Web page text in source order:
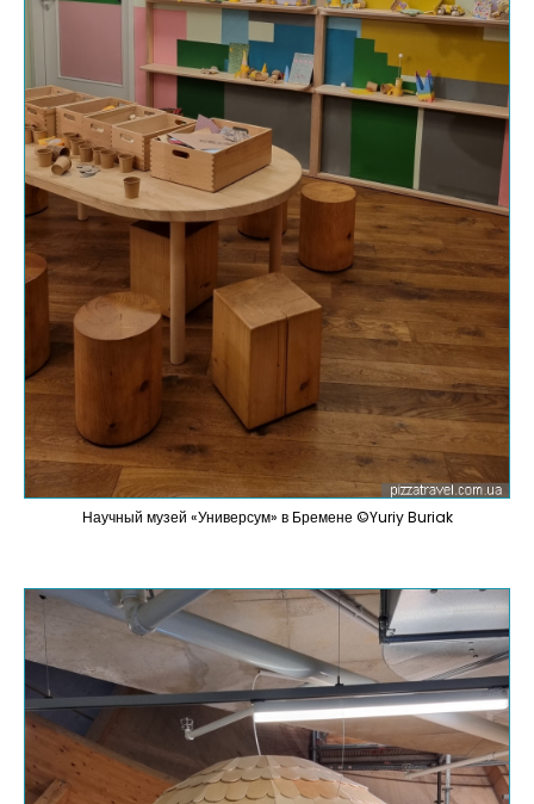
Научный музей «Универсум» в Бремене ©Yuriy Buriak